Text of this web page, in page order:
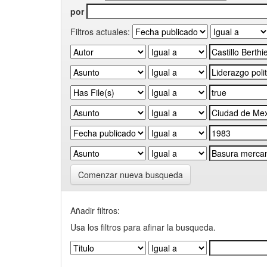
por
Filtros actuales:
Comenzar nueva busqueda
Añadir filtros:
Usa los filtros para afinar la busqueda.